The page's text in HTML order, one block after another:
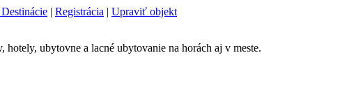
| Registrácia | Upraviť objekt
ubytovne a lacné ubytovanie na horách aj v meste.